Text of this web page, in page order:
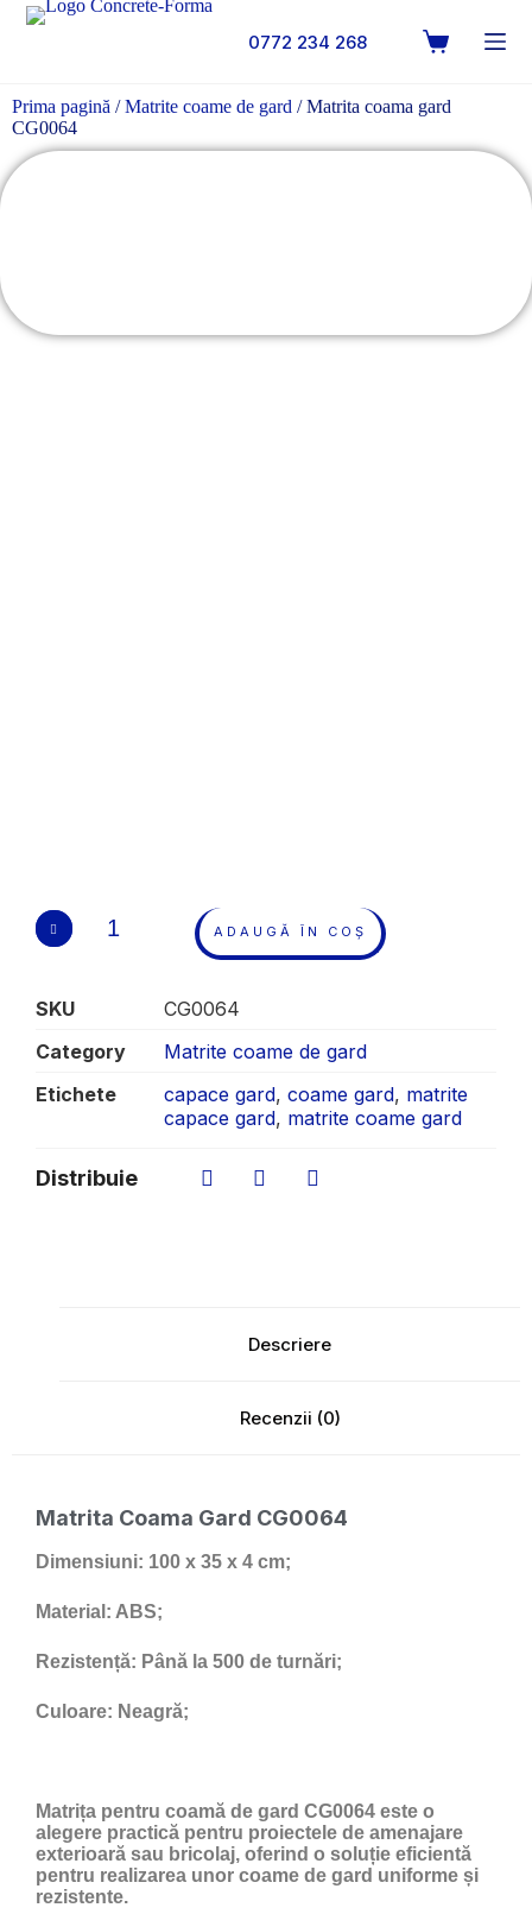
0772 234 268
Prima pagină /Matrite coame de gard / Matrita coama gard
CG0064
ADAUGĂ ÎN COȘ
SKU
CG0064
Category
Matrite coame de gard
Etichete
capace gard, coame gard, matrite
capace gard, matrite coame gard
Distribuie
Descriere
Recenzii (0)
Matrita Coama Gard CG0064
Dimensiuni: 100 x 35 x 4 cm;
Material: ABS;
Rezistență: Până la 500 de turnări;
Culoare: Neagră;
Matrița pentru coamă de gard CG0064 este o
alegere practică pentru proiectele de amenajare
exterioară sau bricolaj, oferind o soluție eficientă
pentru realizarea unor coame de gard uniforme și
rezistente.